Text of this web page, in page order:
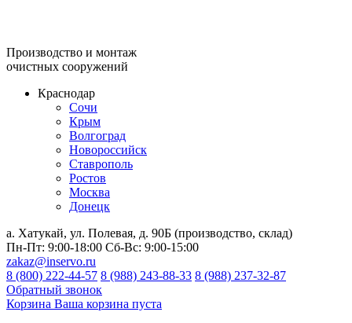
Производство и монтаж
очистных сооружений
Краснодар
Сочи
Крым
Волгоград
Новороссийск
Ставрополь
Ростов
Москва
Донецк
а. Хатукай, ул. Полевая, д. 90Б (производство, склад)
Пн-Пт: 9:00-18:00 Сб-Вс: 9:00-15:00
zakaz@inservo.ru
8 (800) 222-44-57 8 (988) 243-88-33 8 (988) 237-32-87
Обратный звонок
Корзина Ваша корзина пуста